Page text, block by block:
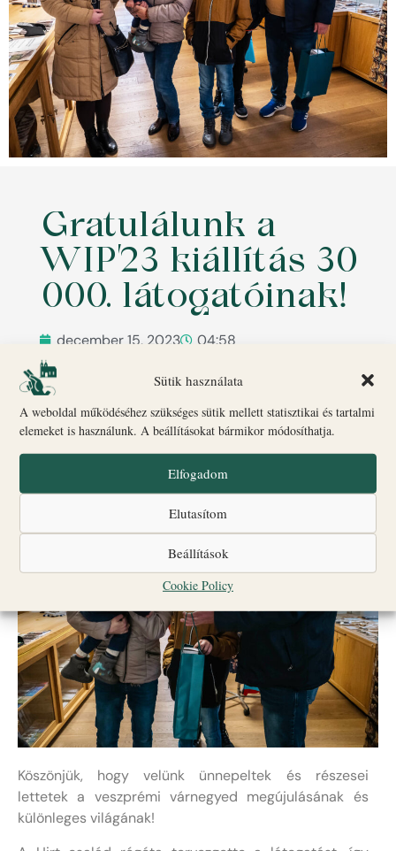
Sütik használata
A weboldal működéséhez szükséges sütik mellett statisztikai és tartalmi
elemeket is használunk. A beállításokat bármikor módosíthatja.
Elfogadom
Elutasítom
Beállítások
Cookie Policy
Gratulálunk a
WIP’23 kiállítás 30
000. látogatóinak!
december 15, 2023 04:58
ELŐZŐ
Köszönjük, hogy velünk ünnepeltek és részesei
lettetek a veszprémi várnegyed megújulásának és
különleges világának!